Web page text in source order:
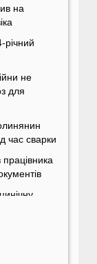
на
річний
не
для
час сварки